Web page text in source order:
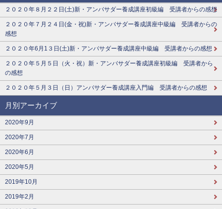
２０２０年８月２２日(土)新・アンバサダー養成講座初級編 受講者からの感想
２０２０年７月２４日(金・祝)新・アンバサダー養成講座中級編 受講者からの
感想
２０２０年6月1３日(土)新・アンバサダー養成講座中級編 受講者からの感想
２０２０年５月５日（火・祝）新・アンバサダー養成講座初級編 受講者から
の感想
２０２０年５月３日（日）アンバサダー養成講座入門編 受講者からの感想
月別アーカイブ
2020年9月
2020年7月
2020年6月
2020年5月
2019年10月
2019年2月